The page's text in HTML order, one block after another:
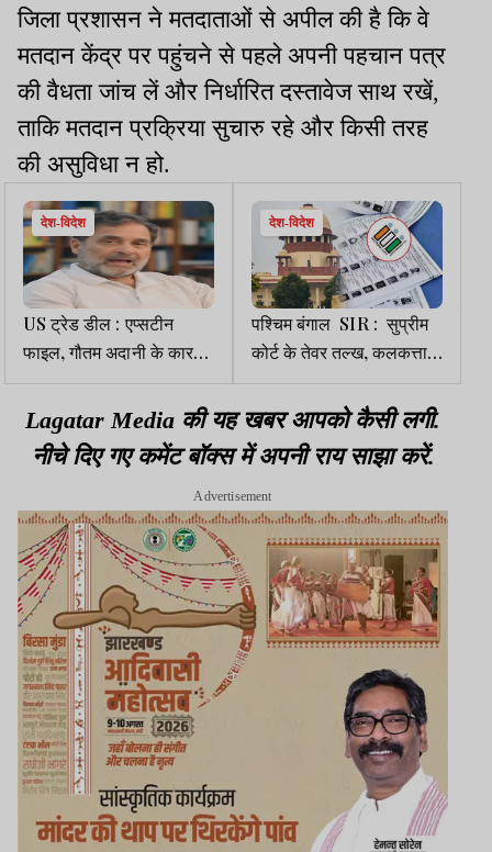
जिला प्रशासन ने मतदाताओं से अपील की है कि वे
मतदान केंद्र पर पहुंचने से पहले अपनी पहचान पत्र
की वैधता जांच लें और निर्धारित दस्तावेज साथ रखें,
ताकि मतदान प्रक्रिया सुचारु रहे और किसी तरह
की असुविधा न हो.
देश-विदेश
US ट्रेड डील : एप्सटीन
फाइल, गौतम अदानी के कारण
पीएम का शर्मनाक आत्मसमर्पण,
बोले राहुल गांधी
देश-विदेश
पश्चिम बंगाल SIR : सुप्रीम
कोर्ट के तेवर तल्ख, कलकत्ता
हाईकोर्ट को आदेश, सीजेएम को
राहत दें, पूर्व जजों को लगायें
Lagatar Media की यह खबर आपको कैसी लगी.
नीचे दिए गए कमेंट बॉक्स में अपनी राय साझा करें.
Advertisement